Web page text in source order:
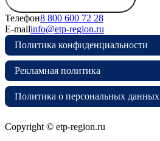
Телефон8 800 600 72 28
E-mailinfo@etp-region.ru
Политика конфиденциальности
Рекламная политика
Политика о персональных данных
Copyright © etp-region.ru